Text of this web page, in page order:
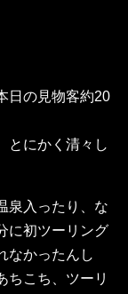
日の見物客約20
とにかく清々し
泉入ったり、な
に初ツーリング
なかったんし
ちこち、ツーリ